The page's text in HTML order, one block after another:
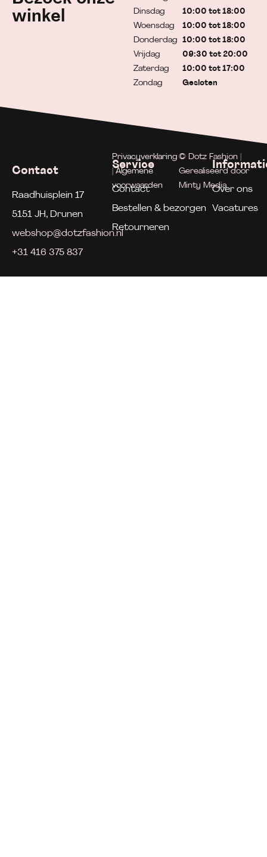
winkel
Dinsdag
Woensdag
Donderdag
Vrijdag
Zaterdag
Zondag
10:00 tot 18:00
10:00 tot 18:00
10:00 tot 18:00
09:30 tot 20:00
10:00 tot 17:00
Gesloten
Contact
Raadhuisplein 17
5151 JH, Drunen
webshop@dotzfashion.nl
+31 416 375 837
Service
Contact
Bestellen & bezorgen
Retourneren
Over ons
Vacatures
Privacyverklaring
| Algemene
voorwaarden
© Dotz Fashion |
Gerealiseerd door
Minty Media